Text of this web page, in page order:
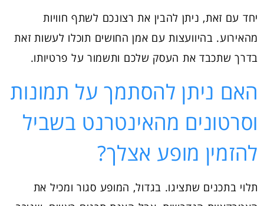
יחד עם זאת, ניתן להבין את רצונכם לשתף חוויות
מהאירוע. בהיוועצות עם אמן החושים תוכלו לעשות זאת
בדרך שתכבד את העסק שלכם ותשמור על פרטיותו.
האם ניתן להסתמך על תמונות
וסרטונים מהאינטרנט בשביל
להזמין מופע אצלך?
תלוי בתכנים שתציגו. בגדול, המופע סגור ומכיל את